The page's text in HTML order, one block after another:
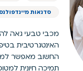
סדנאות מיינדפולנס
מכבי טבעי גאה
האינטגרטיבית
החשוב מאפשר
תמיכה חיונית